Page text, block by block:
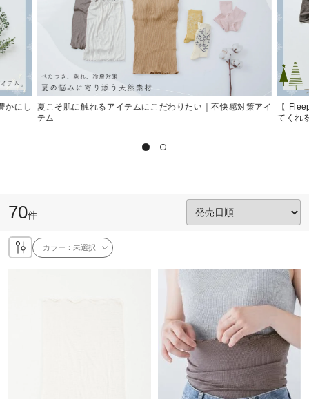
かにし
夏こそ肌に触れるアイテムにこだわりたい｜不快感対策アイ
テム
【
てくれ
70件
カラー：未選択